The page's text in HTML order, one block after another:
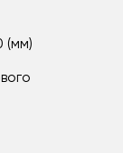
(мм)